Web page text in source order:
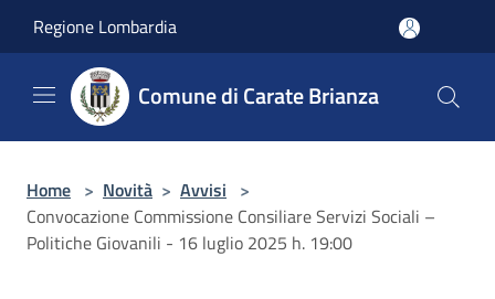
Regione Lombardia
Comune di Carate Brianza
Home > Novità > Avvisi >
Convocazione Commissione Consiliare Servizi Sociali –
Politiche Giovanili - 16 luglio 2025 h. 19:00